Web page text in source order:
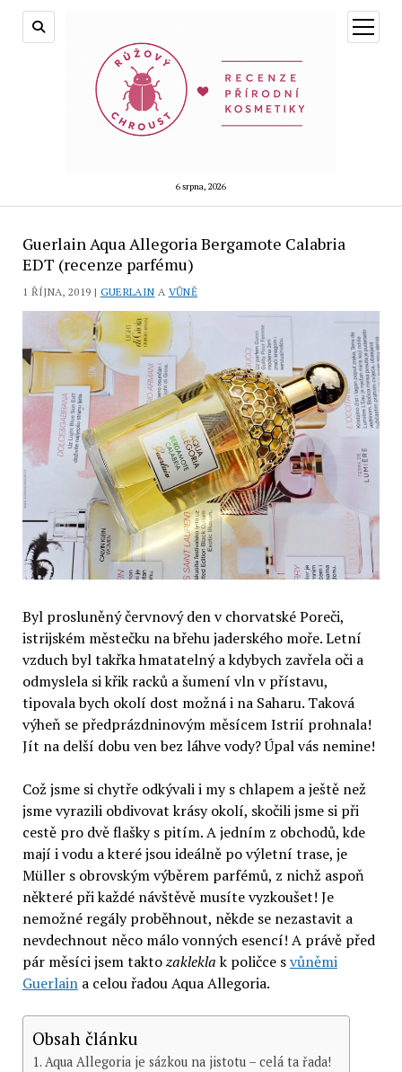
6 srpna, 2026
otevřít
menu
Guerlain Aqua Allegoria Bergamote Calabria
EDT (recenze parfému)
1 ŘÍJNA, 2019 | GUERLAIN A VŮNĚ
Byl prosluněný červnový den v chorvatské Poreči,
istrijském městečku na břehu jaderského moře. Letní
vzduch byl takřka hmatatelný a kdybych zavřela oči a
odmyslela si křik racků a šumení vln v přístavu,
tipovala bych okolí dost možná i na Saharu. Taková
výheň se předprázdninovým měsícem Istrií prohnala!
Jít na delší dobu ven bez láhve vody? Úpal vás nemine!
Což jsme si chytře odkývali i my s chlapem a ještě než
jsme vyrazili obdivovat krásy okolí, skočili jsme si při
cestě pro dvě flašky s pitím. A jedním z obchodů, kde
mají i vodu a které jsou ideálně po výletní trase, je
Müller s obrovským výběrem parfémů, z nichž aspoň
některé při každé návštěvě musíte vyzkoušet! Je
nemožné regály proběhnout, někde se nezastavit a
nevdechnout něco málo vonných esencí! A právě před
pár měsíci jsem taktozakleklak poličce svůněmi
Guerlaina celou řadou Aqua Allegoria.
Obsah článku
Aqua Allegoria je sázkou na jistotu – celá ta řada!